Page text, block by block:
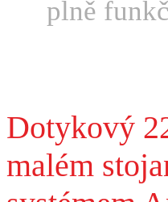
plně
Dotykový
malém